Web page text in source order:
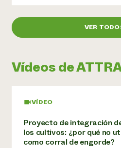
VER
Vídeos de
VÍDEO
Proyecto de integración
los cultivos: ¿por qué no
como corral de engorde?